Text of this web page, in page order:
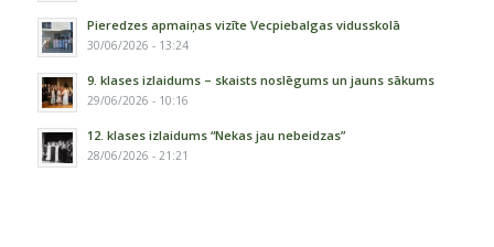
Pieredzes apmaiņas vizīte Vecpiebalgas vidusskolā
30/06/2026 - 13:24
9. klases izlaidums – skaists noslēgums un jauns sākums
29/06/2026 - 10:16
12. klases izlaidums “Nekas jau nebeidzas”
28/06/2026 - 21:21